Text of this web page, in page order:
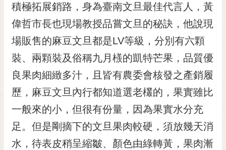
網
站
導
覽
訂
閱
RSS
訂
閱
電
子
積極拓展銷路，身為臺南文旦最佳代言人，黃
偉哲市長也現場教授品嘗文旦的秘訣，他說現
場販售的麻豆文旦都是LV等級，分別有六顆
裝、兩顆裝及俗稱九月檨的凱特芒果，品質優
良果肉細緻多汁，且皆有農委會核發之產銷履
歷，麻豆文旦內行都知道選老欉的，果實雖比
一般來的小，但很有份量，因為果實水分充
足。但是剛摘下的文旦果肉較硬，須放幾天消
水，待表皮稍呈縮皺、顏色由綠轉黃，果肉漸